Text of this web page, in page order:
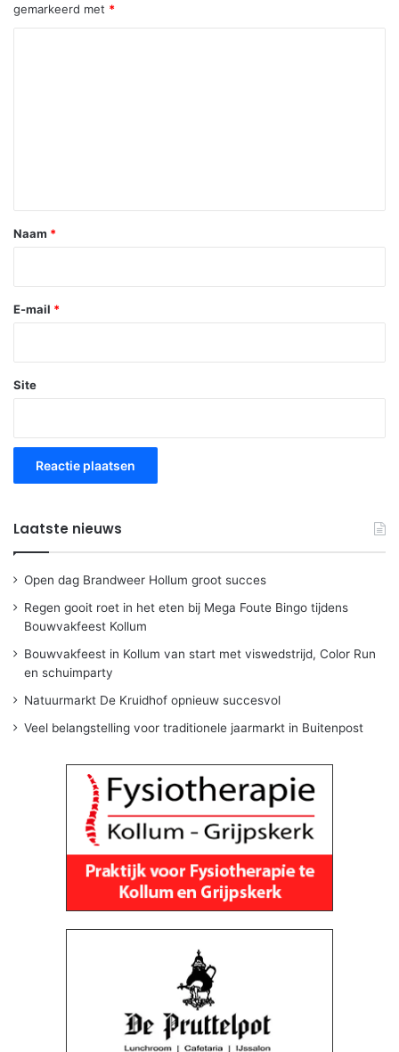
gemarkeerd met *
*
Naam *
E-mail *
Site
Laatste nieuws
Open dag Brandweer Hollum groot succes
Regen gooit roet in het eten bij Mega Foute Bingo tijdens
Bouwvakfeest Kollum
Bouwvakfeest in Kollum van start met viswedstrijd, Color Run
en schuimparty
Natuurmarkt De Kruidhof opnieuw succesvol
Veel belangstelling voor traditionele jaarmarkt in Buitenpost